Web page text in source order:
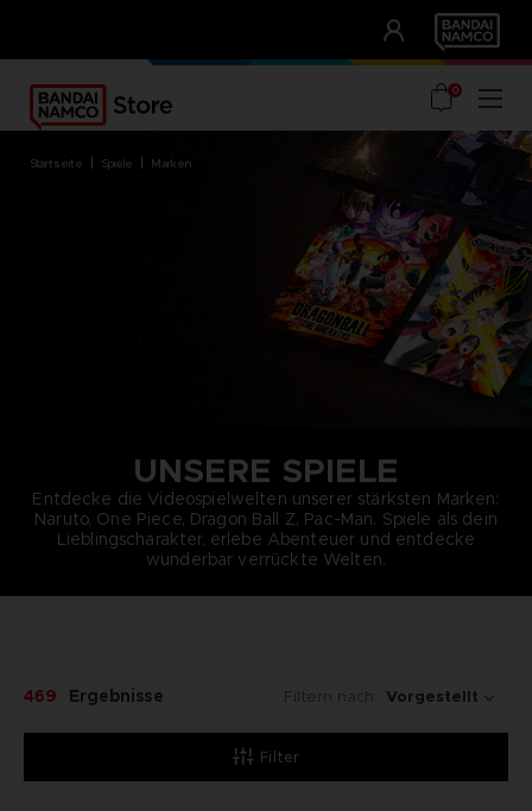
UNSERE VORTEILE
0
startseite spiele marken
UNSERE SPIELE
Entdecke die Videospielwelten unserer stärksten Marken:
Naruto, One Piece, Dragon Ball Z, Pac-Man. Spiele als dein
Lieblingscharakter, erlebe Abenteuer und entdecke
wunderbar verrückte Welten.
Filter
469 Ergebnisse Filtern nach: